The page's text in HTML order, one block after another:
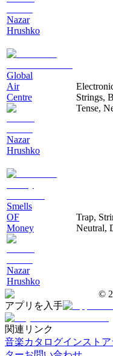
Nazar
Hrushko
Global
Air
Centre
Nazar
Hrushko
Strings,
Tense,
Smells
OF
Money
Nazar
Hrushko
Trap,
Neutral,
©
アプリを入手
関連リンク
音楽カタログインスト